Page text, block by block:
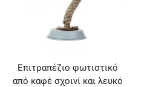
Επιτραπέζιο φωτιστικό
από καφέ σχοινί και λευκό